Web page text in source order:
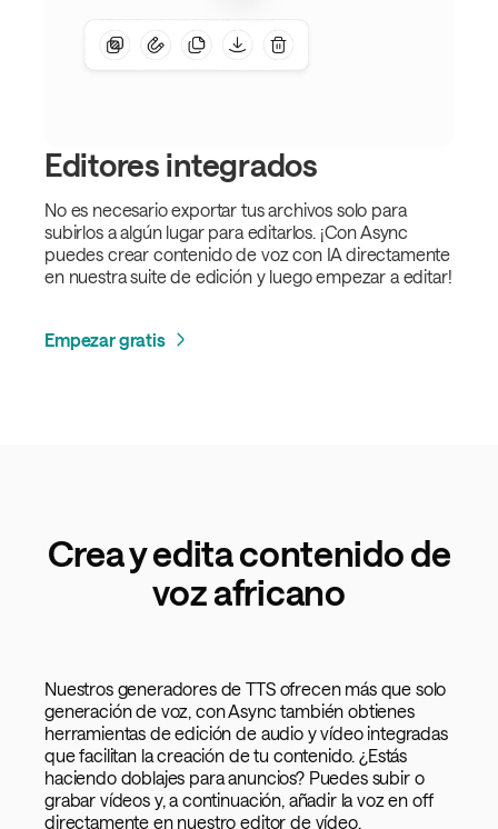
Editores integrados
No es necesario exportar tus archivos solo para
subirlos a algún lugar para editarlos. ¡Con Async
puedes crear contenido de voz con IA directamente
en nuestra suite de edición y luego empezar a editar!
Empezar gratis
Crea y edita contenido de
voz africano
Nuestros generadores de TTS ofrecen más que solo
generación de voz, con Async también obtienes
herramientas de edición de audio y vídeo integradas
que facilitan la creación de tu contenido. ¿Estás
haciendo doblajes para anuncios? Puedes subir o
grabar vídeos y, a continuación, añadir la voz en off
directamente en nuestro editor de vídeo.